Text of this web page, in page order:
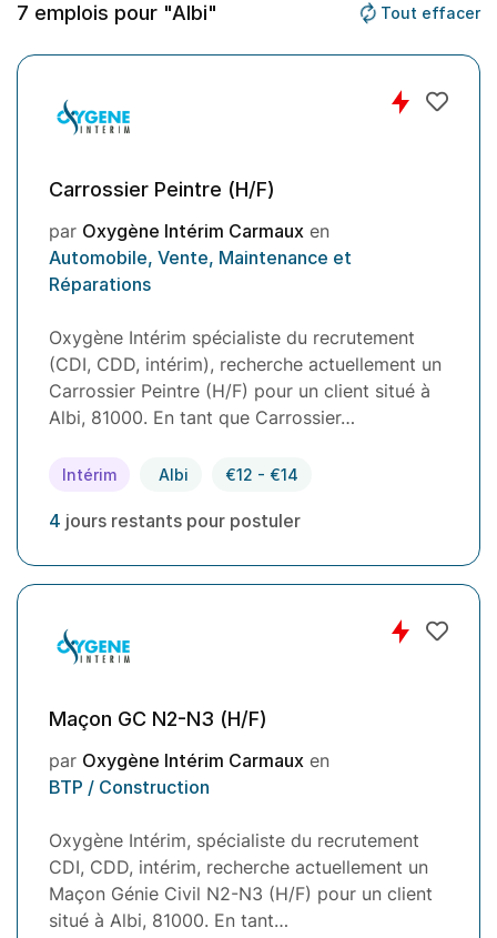
7 emplois pour "Albi" Tout effacer
Carrossier Peintre (H/F)
par Oxygène Intérim Carmaux en
Automobile, Vente, Maintenance et
Réparations
Oxygène Intérim spécialiste du recrutement
(CDI, CDD, intérim), recherche actuellement un
Carrossier Peintre (H/F) pour un client situé à
Albi, 81000. En tant que Carrossier…
Intérim Albi €12 - €14
4 jours restants pour postuler
Maçon GC N2-N3 (H/F)
par Oxygène Intérim Carmaux en
BTP / Construction
Oxygène Intérim, spécialiste du recrutement
CDI, CDD, intérim, recherche actuellement un
Maçon Génie Civil N2-N3 (H/F) pour un client
situé à Albi, 81000. En tant…